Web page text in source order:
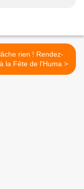
rien ! Rendez-
vous à la Fête de l'Huma >